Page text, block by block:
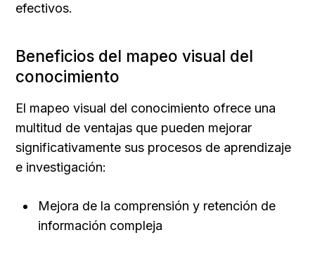
efectivos.
Beneficios del mapeo visual del
conocimiento
El mapeo visual del conocimiento ofrece una
multitud de ventajas que pueden mejorar
significativamente sus procesos de aprendizaje
e investigación:
Mejora de la comprensión y retención de
información compleja